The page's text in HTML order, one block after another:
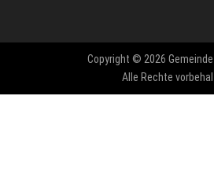
Copyright © 2026
Alle Rechte